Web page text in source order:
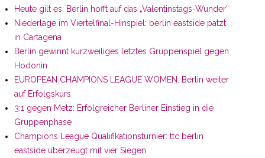
Heute gilt es: Berlin hofft auf das „Valentinstags-Wunder“
Niederlage im Viertelfinal-Hinspiel: berlin eastside patzt
in Cartagena
Berlin gewinnt kurzweiliges letztes Gruppenspiel gegen
Hodonin
EUROPEAN CHAMPIONS LEAGUE WOMEN: Berlin weiter
auf Erfolgskurs
3:1 gegen Metz: Erfolgreicher Berliner Einstieg in die
Gruppenphase
Champions League Qualifikationsturnier: ttc berlin
eastside überzeugt mit vier Siegen